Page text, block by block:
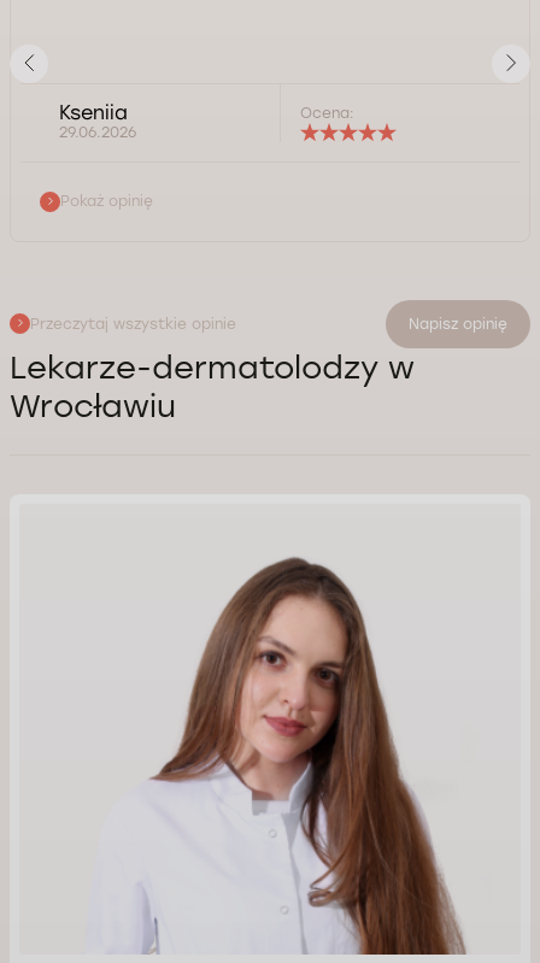
Kseniia
29.06.2026
Ocena:
Pokaż opinię
Przeczytaj wszystkie opinie Napisz opinię
Lekarze-dermatolodzy w
Wrocławiu